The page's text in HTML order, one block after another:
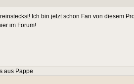
Ich bin jetzt schon Fan von diesem
im Forum!
aus Pappe